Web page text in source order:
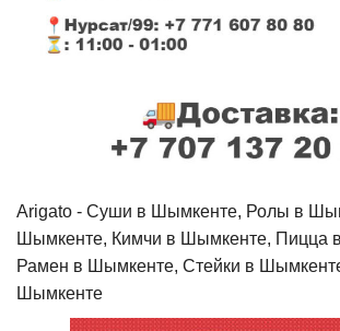
Arigato - Cуши в Шымкенте, Ролы в
Шымкенте, Кимчи в Шымкенте, Пицца
Рамен в Шымкенте, Стейки в
Шымкенте